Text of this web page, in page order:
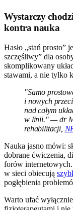
Wystarczy
kontra nauka
Hasło „stań prosto”
szczęśliwy” dla
skomplikowany
stawami, a nie tylko
"Samo
i nowych
nad całym
w linii." — dr
rehabilitacji,
Nauka jasno mówi:
dobrane ćwiczenia,
forów internetowych.
w sieci obiecują
pogłębienia
Warto ufać